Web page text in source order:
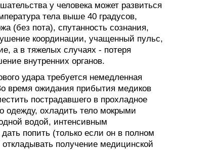
у человека может развиться
тела выше 40 градусов,
(без пота), спутанность сознания,
координации, учащенный пульс,
а в тяжелых случаях - потеря
внутренних органов.
удара требуется немедленная
время ожидания прибытия медиков
пострадавшего в прохладное
одежду, охладить тело мокрыми
водой, интенсивным
попить (только если он в полном
получение медицинской